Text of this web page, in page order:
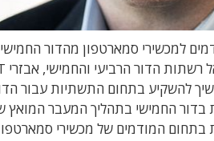
להשקיע בתחום התשתיות עבור
בתחום המודמים של מכשירי